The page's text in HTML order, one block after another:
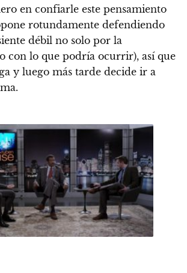
en confiarle este pensamiento
rotundamente defendiendo
débil no solo por la
con lo que podría ocurrir), así que
y luego más tarde decide ir a